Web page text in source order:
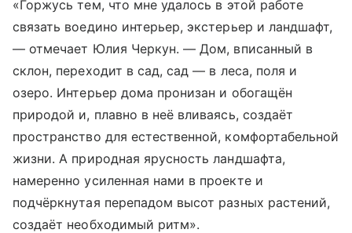
«Горжусь тем, что мне удалось в этой работе
связать воедино интерьер, экстерьер и ландшафт,
— отмечает Юлия Черкун. — Дом, вписанный в
склон, переходит в сад, сад — в леса, поля и
озеро. Интерьер дома пронизан и обогащён
природой и, плавно в неё вливаясь, создаёт
пространство для естественной, комфортабельной
жизни. А природная ярусность ландшафта,
намеренно усиленная нами в проекте и
подчёркнутая перепадом высот разных растений,
создаёт необходимый ритм».